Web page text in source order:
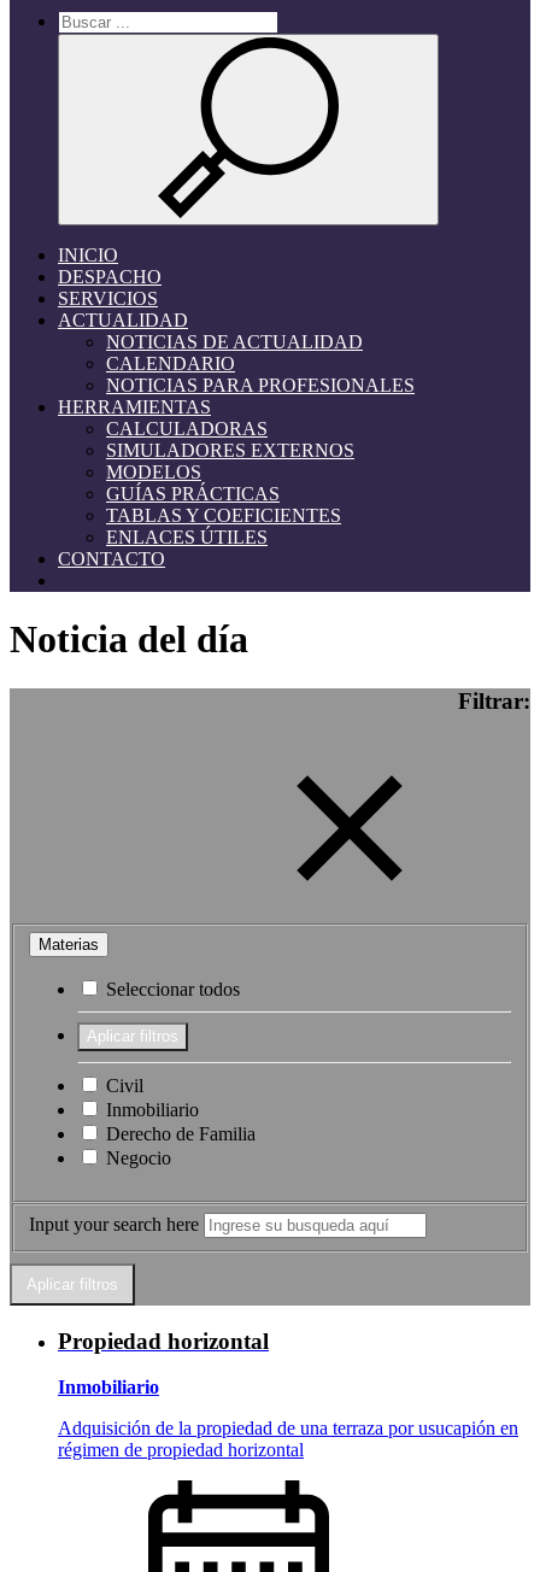
INICIO
DESPACHO
SERVICIOS
ACTUALIDAD
NOTICIAS DE ACTUALIDAD
CALENDARIO
NOTICIAS PARA PROFESIONALES
HERRAMIENTAS
CALCULADORAS
SIMULADORES EXTERNOS
MODELOS
GUÍAS PRÁCTICAS
TABLAS Y COEFICIENTES
ENLACES ÚTILES
CONTACTO
Noticia del día
Filtrar:
Materias
Seleccionar todos
Civil
Inmobiliario
Derecho de Familia
Negocio
Input your search here
Propiedad horizontal
Inmobiliario
Adquisición de la propiedad de una terraza por usucapión en
régimen de propiedad horizontal